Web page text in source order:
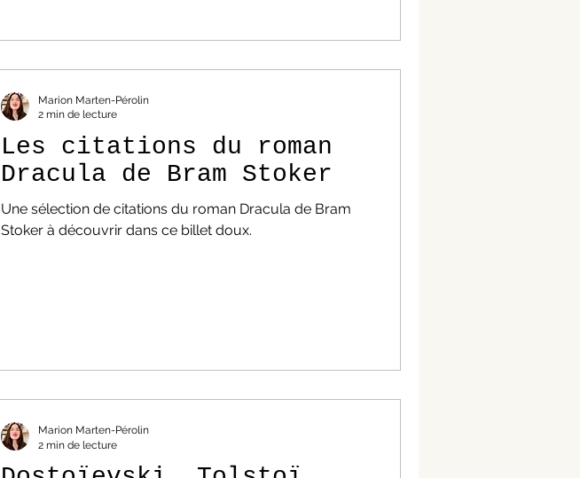
Les citations du roman
Dracula de Bram Stoker
Une sélection de citations du roman Dracula de Bram
Stoker à découvrir dans ce billet doux.
Marion Marten-Pérolin
2 min de lecture
Marion Marten-Pérolin
2 min de lecture